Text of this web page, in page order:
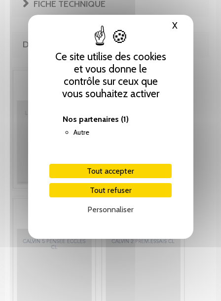
Ce site utilise des cookies
et vous donne le
contrôle sur ceux que
vous souhaitez activer
Nos partenaires (1)
Autre
Tout accepter
Tout refuser
Personnaliser
XMasquer
FICHE TECHNIQUE
DE MÊME AUTEUR(E)